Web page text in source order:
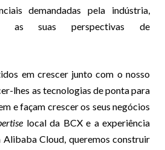
demandadas pela indústria,
as suas perspectivas de
em crescer junto com o nosso
lhes as tecnologias de ponta para
e façam crescer os seus negócios
local da BCX e a experiência
Cloud, queremos construir